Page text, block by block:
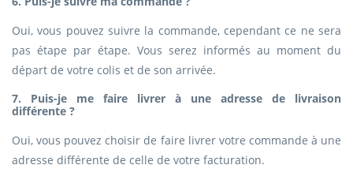
Oui, vous pouvez suivre la commande, cependant ce ne sera
pas étape par étape. Vous serez informés au moment du
départ de votre colis et de son arrivée.
7. Puis-je me faire livrer à une adresse de livraison
différente ?
Oui, vous pouvez choisir de faire livrer votre commande à une
adresse différente de celle de votre facturation.